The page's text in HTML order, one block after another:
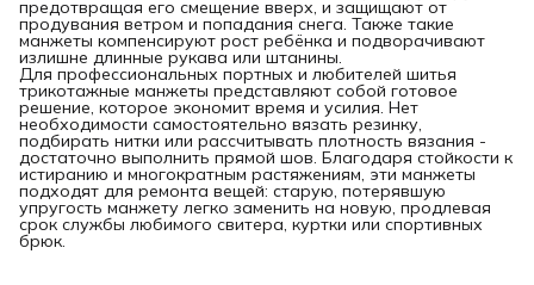
предотвращая его смещение вверх, и защищают от
продувания ветром и попадания снега. Также такие
манжеты компенсируют рост ребёнка и подворачивают
излишне длинные рукава или штанины.
Для профессиональных портных и любителей шитья
трикотажные манжеты представляют собой готовое
решение, которое экономит время и усилия. Нет
необходимости самостоятельно вязать резинку,
подбирать нитки или рассчитывать плотность вязания -
достаточно выполнить прямой шов. Благодаря стойкости к
истиранию и многократным растяжениям, эти манжеты
подходят для ремонта вещей: старую, потерявшую
упругость манжету легко заменить на новую, продлевая
срок службы любимого свитера, куртки или спортивных
брюк.